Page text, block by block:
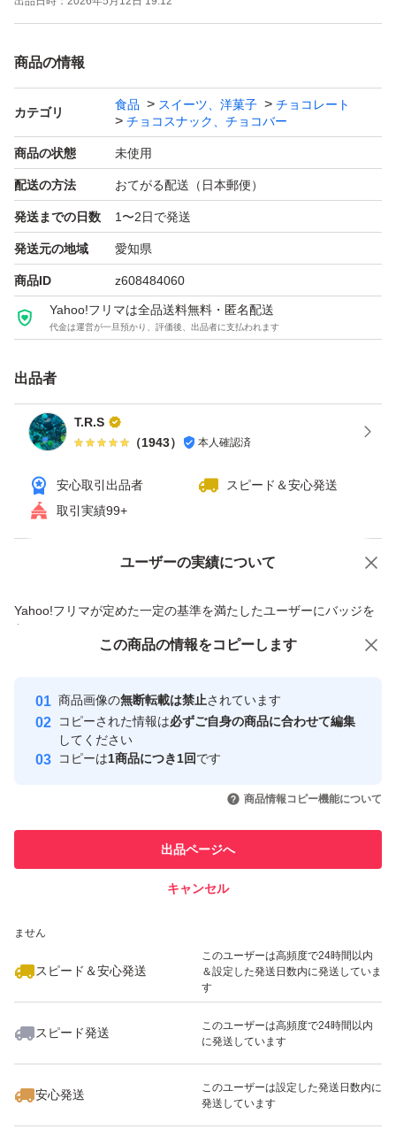
商品の情報
カテゴリ
食品 スイーツ、洋菓子
チョコレート
チョコスナック、チョコバー
商品の状態 未使用
配送の方法 おてがる配送（日本郵便）
発送までの日数 1〜2日で発送
発送元の地域 愛知県
商品ID z608484060
Yahoo!フリマは全品送料無料・匿名配送
代金は運営が一旦預かり、評価後、出品者に支払われます
出品者
T.R.S
（1943） 本人確認済
安心取引出品者
スピード＆安心発送
取引実績99+
ユーザーの実績について
Yahoo!フリマが定めた一定の基準を満たしたユーザーにバッジを
付与しています
安心取引出品者
心・安全なユーザーです
取引実績
引を完了させた実績があります
での取引実績があります
ません
スピード＆安心発送
このユーザーは高頻度で24時間以内
＆設定した発送日数内に発送していま
す
スピード発送
このユーザーは高頻度で24時間以内
に発送しています
安心発送
このユーザーは設定した発送日数内に
発送しています
価格の相談 商品への質問
この商品の情報をコピーします
商品画像の無断転載は禁止されています
コピーされた情報は必ずご自身の商品に合わせて編集
してください
コピーは1商品につき1回です
商品情報コピー機能について
出品ページへ
キャンセル
この商品をみている人にオススメ
いいね！
1,100